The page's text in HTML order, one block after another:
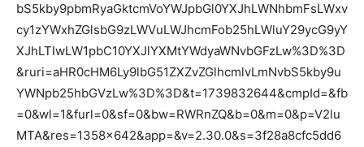
bS5kby9pbmRyaGktcmVoYWJpbGl0YXJhLWNhbmFsLWxv
cy1zYWxhZGlsbG9zLWVuLWJhcmFob25hLWluY29ycG9yY
XJhLTIwLW1pbC10YXJlYXMtYWdyaWNvbGFzLw%3D%3D
&ruri=aHR0cHM6Ly9lbG51ZXZvZGlhcmlvLmNvbS5kby9u
YWNpb25hbGVzLw%3D%3D&t=1739832644&cmpId=&fb
=0&wl=1&furl=0&sf=0&bw=RWRnZQ&b=0&m=0&p=V2lu
MTA&res=1358×642&app=&v=2.30.0&s=3f28a8cfc5dd6